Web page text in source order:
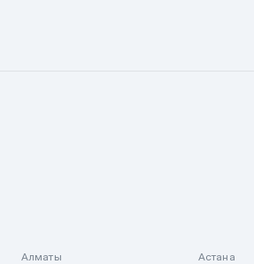
Алматы Астана